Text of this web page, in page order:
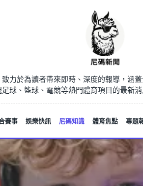
力於為讀者帶來即時、深度的報導，涵
球、籃球、電競等熱門體育項目的最新
賽事 娛樂快訊 尼碼知識 體育焦點 專題